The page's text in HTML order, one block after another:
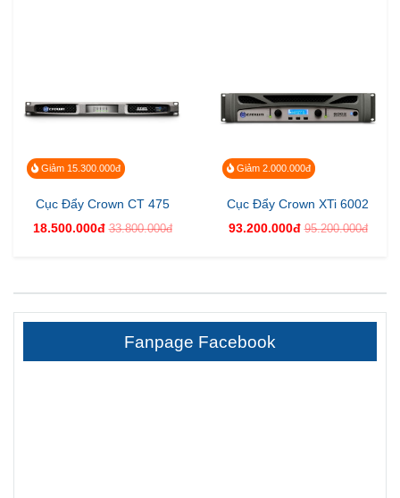
Giảm 15.300.000đ
Cục Đẩy Crown CT 475
18.500.000đ 33.800.000đ
Giảm 2.000.000đ
Cục Đẩy Crown XTi 6002
93.200.000đ 95.200.000đ
Fanpage Facebook